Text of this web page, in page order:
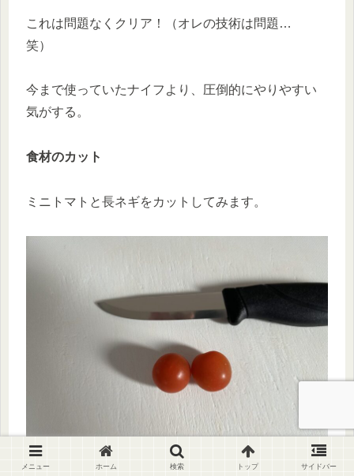
これは問題なくクリア！（オレの技術は問題…
笑）
今まで使っていたナイフより、圧倒的にやりやすい
気がする。
食材のカット
ミニトマトと長ネギをカットしてみます。
メニュー ホーム 検索 トップ サイドバー